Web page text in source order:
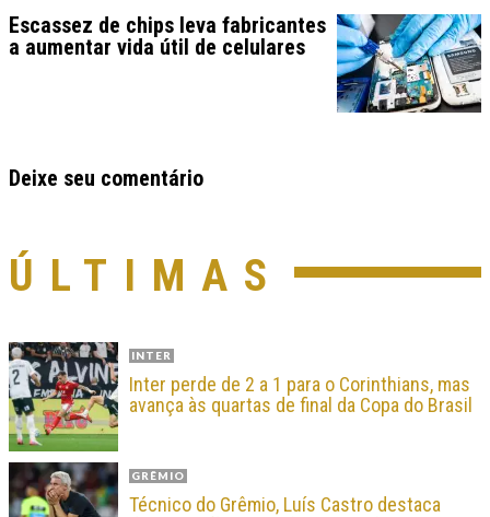
Escassez de chips leva fabricantes
a aumentar vida útil de celulares
Deixe seu comentário
ÚLTIMAS
INTER
Inter perde de 2 a 1 para o Corinthians, mas
avança às quartas de final da Copa do Brasil
GRÊMIO
Técnico do Grêmio, Luís Castro destaca